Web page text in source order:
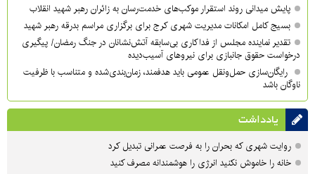
پایش میدانی روند استقرار موکب‌های خدمت‌رسان به زائران رهبر شهید انقلاب
بسیج کامل امکانات مدیریت شهری کرج برای برگزاری مراسم بدرقه رهبر شهید
تقدیر نماینده مجلس از فداکاری بی‌سابقه آتش‌نشانان در جنگ رمضان/ پیگیری
درخواست حقوق جانبازی برای نیروهای آسیب‌دیده
رایگان‌سازی حمل‌ونقل عمومی باید هدفمند، زمان‌بندی‌شده و متناسب با ظرفیت
ناوگان باشد
یادداشت
روایت شهری که بحران را به فرصت عمرانی تبدیل کرد
خانه را خاموش نکنید انرژی را هوشمندانه مصرف کنید